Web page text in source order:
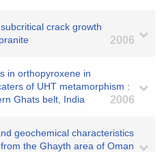
crack growth
2006
in orthopyroxene in
of UHT metamorphism :
Ghats belt, India
2006
geochemical characteristics
the Ghayth area of Oman